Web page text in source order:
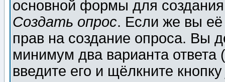
основной формы для
Создать опрос. Если же вы её
прав на создание опроса. Вы
минимум два варианта ответа
введите его и щёлкните